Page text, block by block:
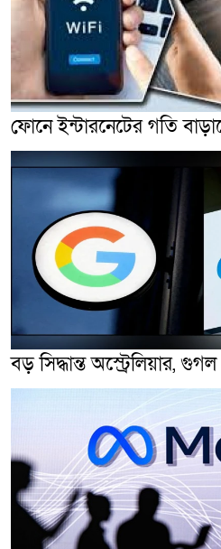
ফোনে ইন্টারনেটের গতি
বড় সিদ্ধান্ত অস্ট্রেলিয়ার,